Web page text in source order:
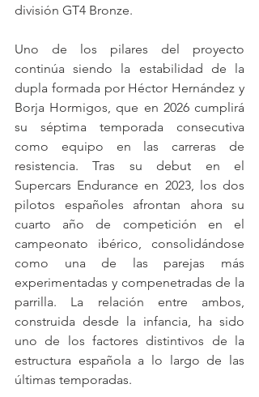
división GT4 Bronze.
Uno de los pilares del proyecto
continúa siendo la estabilidad de la
dupla formada por Héctor Hernández y
Borja Hormigos, que en 2026 cumplirá
su séptima temporada consecutiva
como equipo en las carreras de
resistencia. Tras su debut en el
Supercars Endurance en 2023, los dos
pilotos españoles afrontan ahora su
cuarto año de competición en el
campeonato ibérico, consolidándose
como una de las parejas más
experimentadas y compenetradas de la
parrilla. La relación entre ambos,
construida desde la infancia, ha sido
uno de los factores distintivos de la
estructura española a lo largo de las
últimas temporadas.